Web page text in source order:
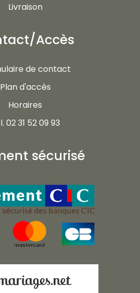
Livraison
Accès
de contact
Plan d'accès
Horaires
02 31 52 09 93
sécurisé